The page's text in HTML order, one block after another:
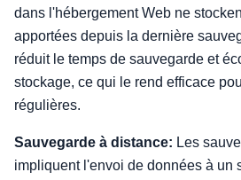
dans l'hébergement Web ne
apportées depuis la dernière
réduit le temps de sauvegarde et
stockage, ce qui le rend efficace
régulières.
Sauvegarde à distance: Les
impliquent l'envoi de données à un